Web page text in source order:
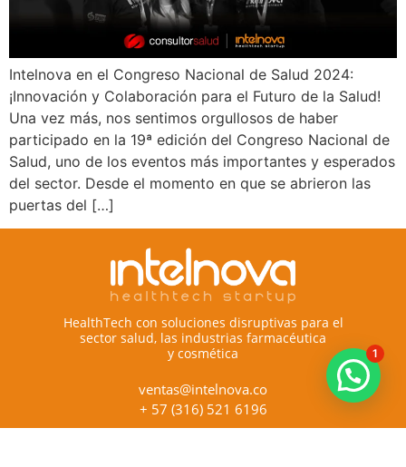
Intelnova en el Congreso Nacional de Salud 2024:
¡Innovación y Colaboración para el Futuro de la Salud!
Una vez más, nos sentimos orgullosos de haber
participado en la 19ª edición del Congreso Nacional de
Salud, uno de los eventos más importantes y esperados
del sector. Desde el momento en que se abrieron las
puertas del […]
HealthTech con soluciones disruptivas para el
sector salud, las industrias farmacéutica
y cosmética
ventas@intelnova.co
+ 57 (316) 521 6196
1